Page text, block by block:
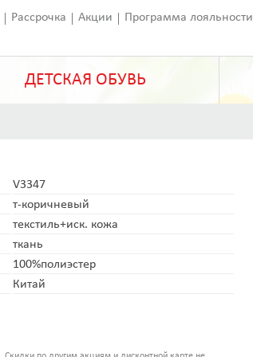
Рассрочка Акции Программа лояльности
ДЕТСКАЯ ОБУВЬ
V3347
т-коричневый
текстиль+иск. кожа
ткань
100%полиэстер
Китай